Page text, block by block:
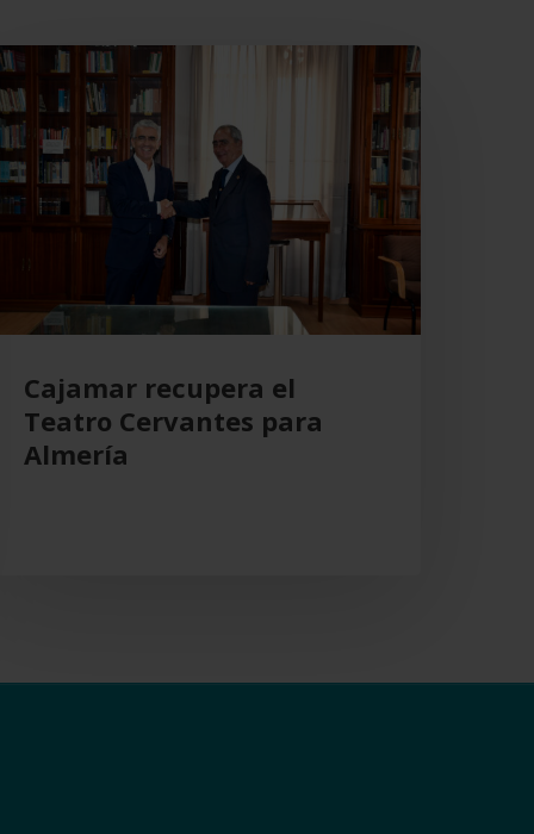
Cajamar recupera el
Teatro Cervantes para
Almería